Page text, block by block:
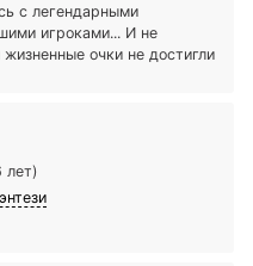
с легендарными
игроками... И не
очки не достигли
лет)